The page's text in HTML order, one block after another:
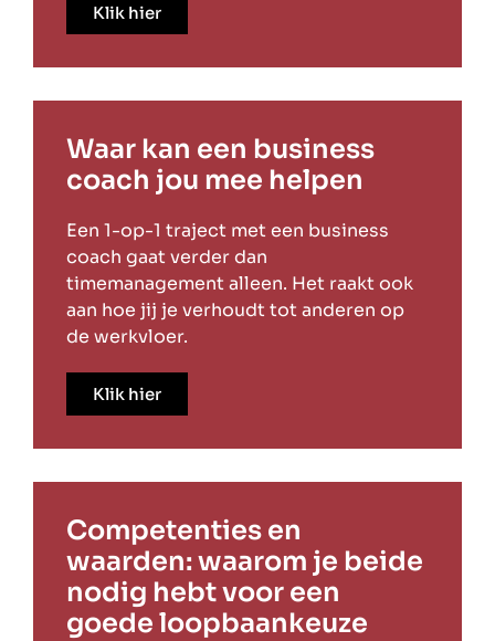
Klik hier
Waar kan een business
coach jou mee helpen
Een 1-op-1 traject met een business
coach gaat verder dan
timemanagement alleen. Het raakt ook
aan hoe jij je verhoudt tot anderen op
de werkvloer.
Klik hier
Competenties en
waarden: waarom je beide
nodig hebt voor een
goede loopbaankeuze